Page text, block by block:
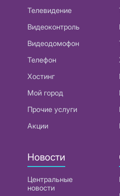
Телевидение
Видеоконтроль
Видеодомофон
Телефон
Хостинг
Мой город
Прочие услуги
Акции
Новости
Центральные
новости